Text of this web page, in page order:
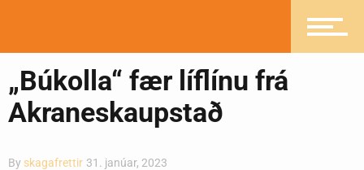
Ljósmyndasafn
„Búkolla“ fær líflínu frá
Akraneskaupstað
By skagafrettir 31. janúar, 2023